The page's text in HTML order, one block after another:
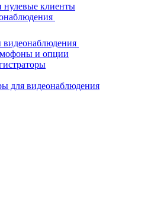
нулевые клиенты
и опции
для видеонаблюдения